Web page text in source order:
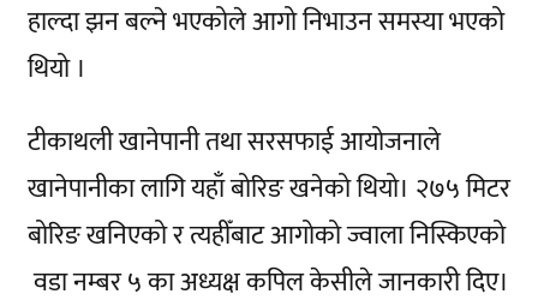
हाल्दा झन बल्ने भएकोले आगो निभाउन समस्या भएको
थियो ।
टीकाथली खानेपानी तथा सरसफाई आयोजनाले
खानेपानीका लागि यहाँ बोरिङ खनेको थियो। २७५ मिटर
बोरिङ खनिएको र त्यहीँबाट आगोको ज्वाला निस्किएको
वडा नम्बर ५ का अध्यक्ष कपिल केसीले जानकारी दिए।